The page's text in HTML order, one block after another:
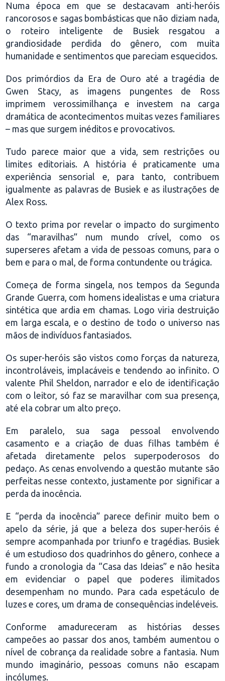
Numa época em que se destacavam anti-heróis
rancorosos e sagas bombásticas que não diziam nada,
o roteiro inteligente de Busiek resgatou a
grandiosidade perdida do gênero, com muita
humanidade e sentimentos que pareciam esquecidos.
Dos primórdios da Era de Ouro até a tragédia de
Gwen Stacy, as imagens pungentes de Ross
imprimem verossimilhança e investem na carga
dramática de acontecimentos muitas vezes familiares
– mas que surgem inéditos e provocativos.
Tudo parece maior que a vida, sem restrições ou
limites editoriais. A história é praticamente uma
experiência sensorial e, para tanto, contribuem
igualmente as palavras de Busiek e as ilustrações de
Alex Ross.
O texto prima por revelar o impacto do surgimento
das “maravilhas” num mundo crível, como os
superseres afetam a vida de pessoas comuns, para o
bem e para o mal, de forma contundente ou trágica.
Começa de forma singela, nos tempos da Segunda
Grande Guerra, com homens idealistas e uma criatura
sintética que ardia em chamas. Logo viria destruição
em larga escala, e o destino de todo o universo nas
mãos de indivíduos fantasiados.
Os super-heróis são vistos como forças da natureza,
incontroláveis, implacáveis e tendendo ao infinito. O
valente Phil Sheldon, narrador e elo de identificação
com o leitor, só faz se maravilhar com sua presença,
até ela cobrar um alto preço.
Em paralelo, sua saga pessoal envolvendo
casamento e a criação de duas filhas também é
afetada diretamente pelos superpoderosos do
pedaço. As cenas envolvendo a questão mutante são
perfeitas nesse contexto, justamente por significar a
perda da inocência.
E “perda da inocência” parece definir muito bem o
apelo da série, já que a beleza dos super-heróis é
sempre acompanhada por triunfo e tragédias. Busiek
é um estudioso dos quadrinhos do gênero, conhece a
fundo a cronologia da “Casa das Ideias” e não hesita
em evidenciar o papel que poderes ilimitados
desempenham no mundo. Para cada espetáculo de
luzes e cores, um drama de consequências indeléveis.
Conforme amadureceram as histórias desses
campeões ao passar dos anos, também aumentou o
nível de cobrança da realidade sobre a fantasia. Num
mundo imaginário, pessoas comuns não escapam
incólumes.